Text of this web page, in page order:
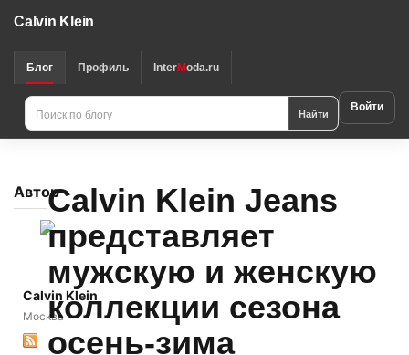
Calvin Klein
Блог Профиль InterModa.ru
Найти Войти
Автор
Calvin Klein
Москва
Calvin Klein Jeans
представляет
мужскую и женскую
коллекции сезона
осень-зима